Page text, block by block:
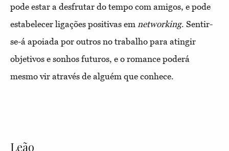
pode estar a desfrutar do tempo com amigos, e pode
estabelecer ligações positivas em networking. Sentir-
se-á apoiada por outros no trabalho para atingir
objetivos e sonhos futuros, e o romance poderá
mesmo vir através de alguém que conhece.
Leão